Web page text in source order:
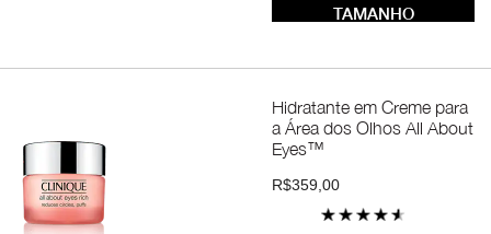
TAMANHO
Hidratante em Creme para
a Área dos Olhos All About
Eyes™
R$359,00